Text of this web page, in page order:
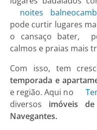
noites
pode curtir lugares
o cansaço bater,
calmos e praias mais
Com isso, tem
temporada e
e região. Aqui no
diversos imóveis
Navegantes.